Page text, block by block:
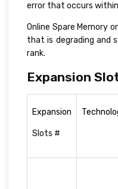
error that occurs within
Online Spare Memory
that is degrading and
rank.
Expansion
Expansion
Slots #